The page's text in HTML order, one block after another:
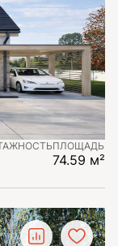
ПЛОЩАДЬ
74.59 м²